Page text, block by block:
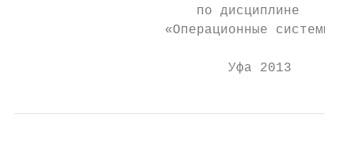
                       по дисциплине
                   «Операционные системы»
                           Уфа 2013